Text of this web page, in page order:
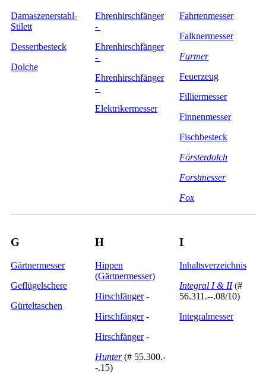
Damaszenerstahl-
Stilett
Dessertbesteck
Dolche
Ehrenhirschfänger
-
Ehrenhirschfänger
-
Ehrenhirschfänger
-
Elektrikermesser
Fahrtenmesser
Falknermesser
Farmer
Feuerzeug
Filliermesser
Finnenmesser
Fischbesteck
Försterdolch
Forstmesser
Fox
G
Gärtnermesser
Geflügelschere
Gürteltaschen
H
Hippen
(Gärtnermesser)
Hirschfänger-
Hirschfänger-
Hirschfänger-
Hunter(# 55.300.-
-.15)
I
Inhaltsverzeichnis
Integral I & II(#
56.311.--.08/10)
Integralmesser